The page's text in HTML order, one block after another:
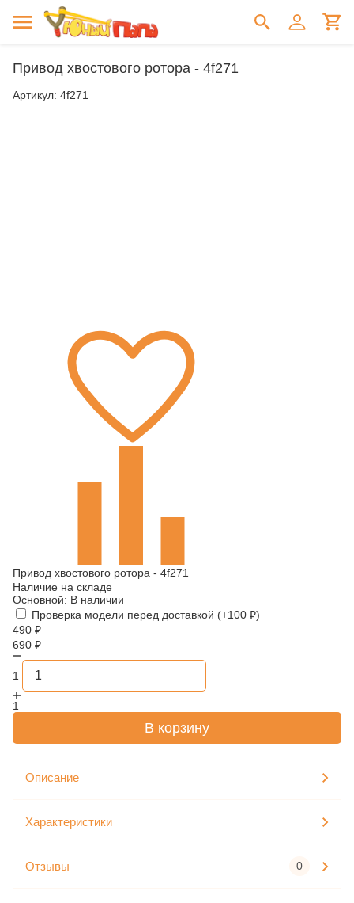
Привод хвостового ротора - 4f271
Артикул: 4f271
Привод хвостового ротора - 4f271
Наличие на складе
Основной: В наличии
Проверка модели перед доставкой (+100 ₽)
490 ₽
690 ₽
1
1
В корзину
Описание
Характеристики
Отзывы 0